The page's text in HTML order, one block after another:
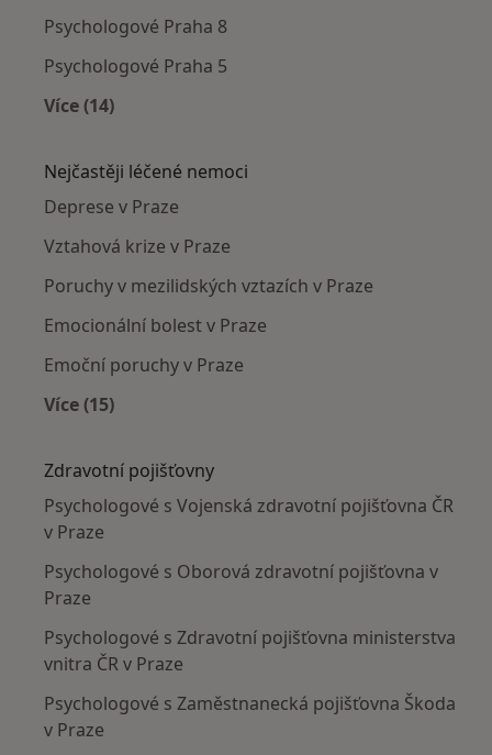
Psychologové Praha 8
Psychologové Praha 5
Více (14)
Nejčastěji léčené nemoci
Deprese v Praze
Vztahová krize v Praze
Poruchy v mezilidských vztazích v Praze
Emocionální bolest v Praze
Emoční poruchy v Praze
Více (15)
Zdravotní pojišťovny
Psychologové s Vojenská zdravotní pojišťovna ČR
v Praze
Psychologové s Oborová zdravotní pojišťovna v
Praze
Psychologové s Zdravotní pojišťovna ministerstva
vnitra ČR v Praze
Psychologové s Zaměstnanecká pojišťovna Škoda
v Praze